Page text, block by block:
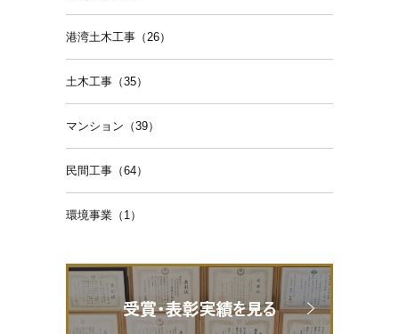
港湾土木工事（26）
土木工事（35）
マンション（39）
民間工事（64）
環境事業（1）